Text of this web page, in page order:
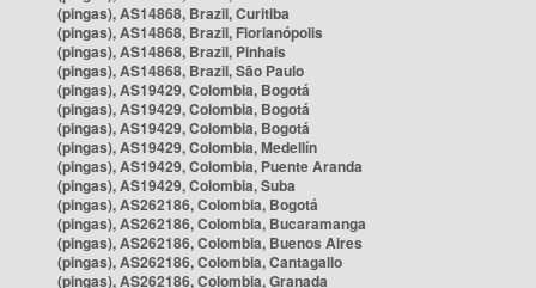
(pingas), AS14868, Brazil, Curitiba
(pingas), AS14868, Brazil, Florianópolis
(pingas), AS14868, Brazil, Pinhais
(pingas), AS14868, Brazil, São Paulo
(pingas), AS19429, Colombia, Bogotá
(pingas), AS19429, Colombia, Bogotá
(pingas), AS19429, Colombia, Bogotá
(pingas), AS19429, Colombia, Medellín
(pingas), AS19429, Colombia, Puente Aranda
(pingas), AS19429, Colombia, Suba
(pingas), AS262186, Colombia, Bogotá
(pingas), AS262186, Colombia, Bucaramanga
(pingas), AS262186, Colombia, Buenos Aires
(pingas), AS262186, Colombia, Cantagallo
(pingas), AS262186, Colombia, Granada